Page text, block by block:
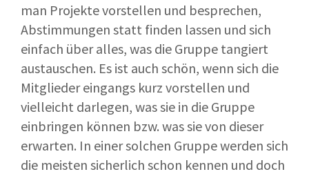
man Projekte vorstellen und besprechen,
Abstimmungen statt finden lassen und sich
einfach über alles, was die Gruppe tangiert
austauschen. Es ist auch schön, wenn sich die
Mitglieder eingangs kurz vorstellen und
vielleicht darlegen, was sie in die Gruppe
einbringen können bzw. was sie von dieser
erwarten. In einer solchen Gruppe werden sich
die meisten sicherlich schon kennen und doch